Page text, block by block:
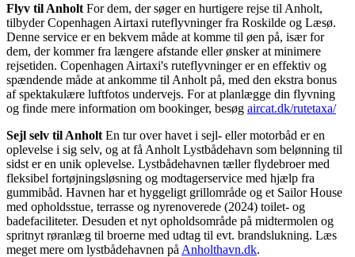
Flyv til Anholt For dem, der søger en hurtigere rejse til Anholt,
tilbyder Copenhagen Airtaxi ruteflyvninger fra Roskilde og Læsø.
Denne service er en bekvem måde at komme til øen på, især for
dem, der kommer fra længere afstande eller ønsker at minimere
rejsetiden. Copenhagen Airtaxi's ruteflyvninger er en effektiv og
spændende måde at ankomme til Anholt på, med den ekstra bonus
af spektakulære luftfotos undervejs. For at planlægge din flyvning
og finde mere information om bookinger, besøg aircat.dk/rutetaxa/
Sejl selv til Anholt En tur over havet i sejl- eller motorbåd er en
oplevelse i sig selv, og at få Anholt Lystbådehavn som belønning til
sidst er en unik oplevelse. Lystbådehavnen tæller flydebroer med
fleksibel fortøjningsløsning og modtagerservice med hjælp fra
gummibåd. Havnen har et hyggeligt grillområde og et Sailor House
med opholdsstue, terrasse og nyrenoverede (2024) toilet- og
badefaciliteter. Desuden et nyt opholdsområde på midtermolen og
spritnyt røranlæg til broerne med udtag til evt. brandslukning. Læs
meget mere om lystbådehavnen på Anholthavn.dk.